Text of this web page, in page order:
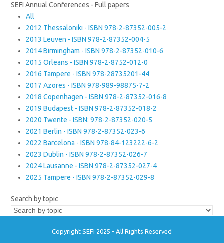
SEFI Annual Conferences - Full papers
All
2012 Thessaloniki - ISBN 978-2-87352-005-2
2013 Leuven - ISBN 978-2-87352-004-5
2014 Birmingham - ISBN 978-2-87352-010-6
2015 Orleans - ISBN 978-2-8752-012-0
2016 Tampere - ISBN 978-28735201-44
2017 Azores - ISBN 978-989-98875-7-2
2018 Copenhagen - ISBN 978-2-87352-016-8
2019 Budapest - ISBN 978-2-87352-018-2
2020 Twente - ISBN: 978-2-87352-020-5
2021 Berlin - ISBN 978-2-87352-023-6
2022 Barcelona - ISBN 978-84-123222-6-2
2023 Dublin - ISBN 978-2-87352-026-7
2024 Lausanne - ISBN 978-2-87352-027-4
2025 Tampere - ISBN 978-2-87352-029-8
Search by topic
Copyright SEFI 2025 - All Rights Reserved